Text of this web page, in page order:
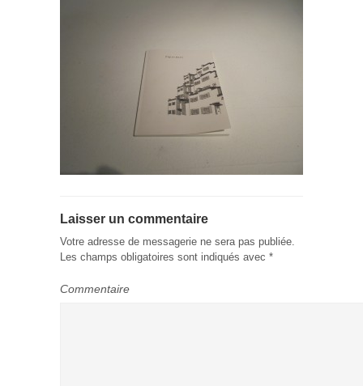
Laisser un commentaire
Votre adresse de messagerie ne sera pas publiée.
Les champs obligatoires sont indiqués avec *
Commentaire